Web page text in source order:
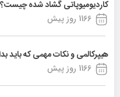
کاردیومیوپاتی گشاد شده
1166 روز پیش
هیپرکالمی و نکات مهمی که باید
1166 روز پیش